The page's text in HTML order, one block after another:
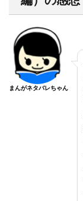
まんがネタバレちゃん